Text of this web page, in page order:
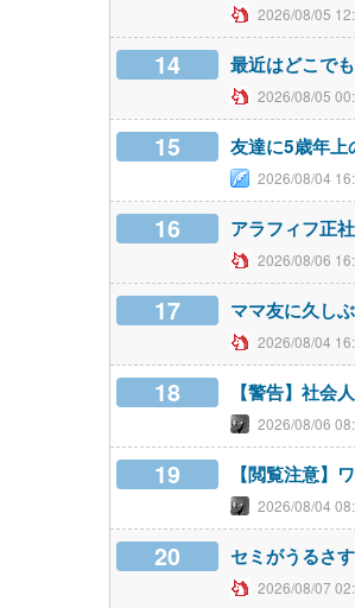
2026/08/05
14 最近はどこで
2026/08/05
15 友達に5歳年上
2026/08/04
16 アラフィフ正
2026/08/06
17 ママ友に久し
2026/08/04
18 【警告】社
2026/08/06
19 【閲覧注意】
2026/08/04
20 セミがうるさ
2026/08/07